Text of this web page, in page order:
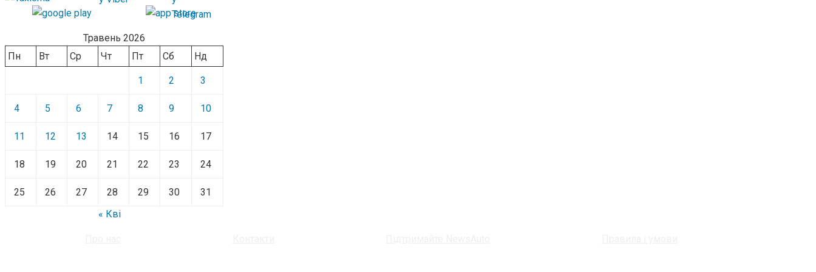
Травень 2026
Пн
Вт Ср Чт Пт Сб Нд
1 2 3
4 5 6 7 8 9 10
11 12 13 14 15 16 17
18 19 20 21 22 23 24
25 26 27 28 29 30
31
« Кві